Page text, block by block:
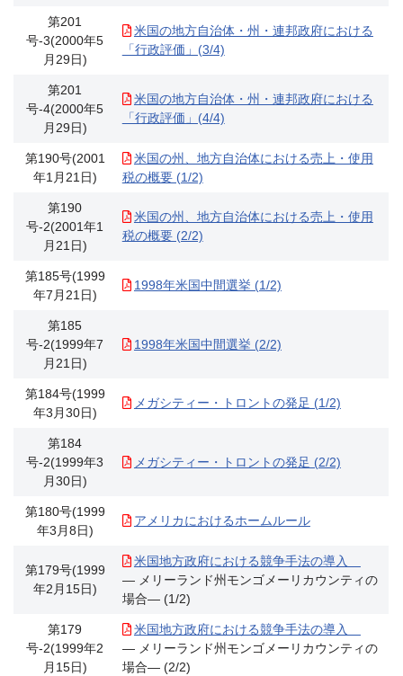
第201
号-3(2000年5
月29日)
米国の地方自治体・州・連邦政府における
「行政評価」(3/4)
第201
号-4(2000年5
月29日)
米国の地方自治体・州・連邦政府における
「行政評価」(4/4)
第190号(2001
年1月21日)
米国の州、地方自治体における売上・使用
税の概要 (1/2)
第190
号-2(2001年1
月21日)
米国の州、地方自治体における売上・使用
税の概要 (2/2)
第185号(1999
年7月21日)
1998年米国中間選挙 (1/2)
第185
号-2(1999年7
月21日)
1998年米国中間選挙 (2/2)
第184号(1999
年3月30日)
メガシティー・トロントの発足 (1/2)
第184
号-2(1999年3
月30日)
メガシティー・トロントの発足 (2/2)
第180号(1999
年3月8日)
アメリカにおけるホームルール
第179号(1999
年2月15日)
米国地方政府における競争手法の導入
― メリーランド州モンゴメーリカウンティの
場合― (1/2)
第179
号-2(1999年2
月15日)
米国地方政府における競争手法の導入
― メリーランド州モンゴメーリカウンティの
場合― (2/2)